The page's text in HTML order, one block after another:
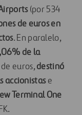
(por 534
de euros en
. En paralelo,
de la
euros,destinó
accionistase
Terminal One